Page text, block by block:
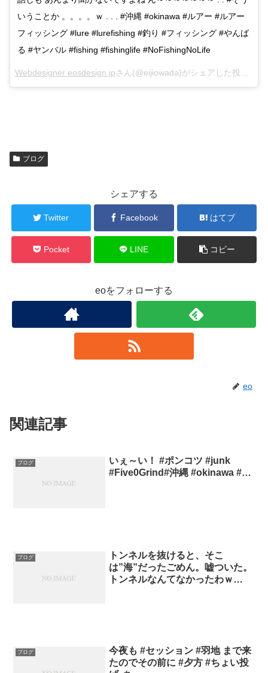
いうことか 。。。。ｗ . . . #沖縄 #okinawa #ルアー #ルアー
フィッシング #lure #lurefishing #釣り #フィッシング #やんば
る #ヤンバル #fishing #fishinglife #NoFishingNoLife
Webdesigner eosdesign.jpさん(@eijiowada)がシェアした投稿 –
ブログ
シェアする
Twitter Facebook はてブ
Pocket LINE コピー
eoをフォローする
eo
関連記事
ブログ
いぇ～い！ #ポンコツ #junk
#Five0Grind#沖縄 #okinawa #…
ブログ
トンネルを抜けると、そこ
は”海”だったごめん。嘘ついた。
トンネルなんてなかったわｗ…
ブログ
今夜も #セッション #羽地 まで来
たのでその前に #夕方 #ちょい投